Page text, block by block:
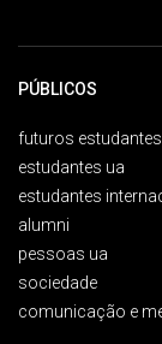
PÚBLICOS
futuros estudantes
estudantes ua
estudantes
alumni
pessoas ua
sociedade
comunicação e